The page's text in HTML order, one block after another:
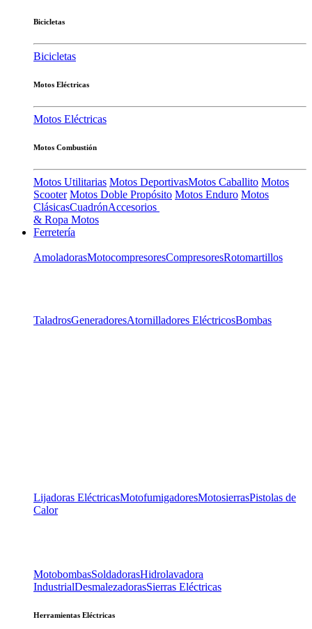
Bicicletas
Bicicletas
Motos Eléctricas
Motos Eléctricas
Motos Combustión
Motos Utilitarias Motos DeportivasMotos Caballito Motos
Scooter Motos Doble Propósito Motos Enduro Motos
ClásicasCuadrónAccesorios
& Ropa Motos
Ferretería
AmoladorasMotocompresoresCompresoresRotomartillos
TaladrosGeneradoresAtornilladores EléctricosBombas
Lijadoras EléctricasMotofumigadoresMotosierrasPistolas de
Calor
MotobombasSoldadorasHidrolavadora
IndustrialDesmalezadorasSierras Eléctricas
Herramientas Eléctricas